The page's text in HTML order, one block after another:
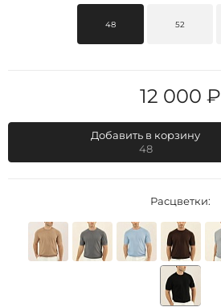
48 52
12 000 ₽
Добавить в корзину
48
Расцветки: